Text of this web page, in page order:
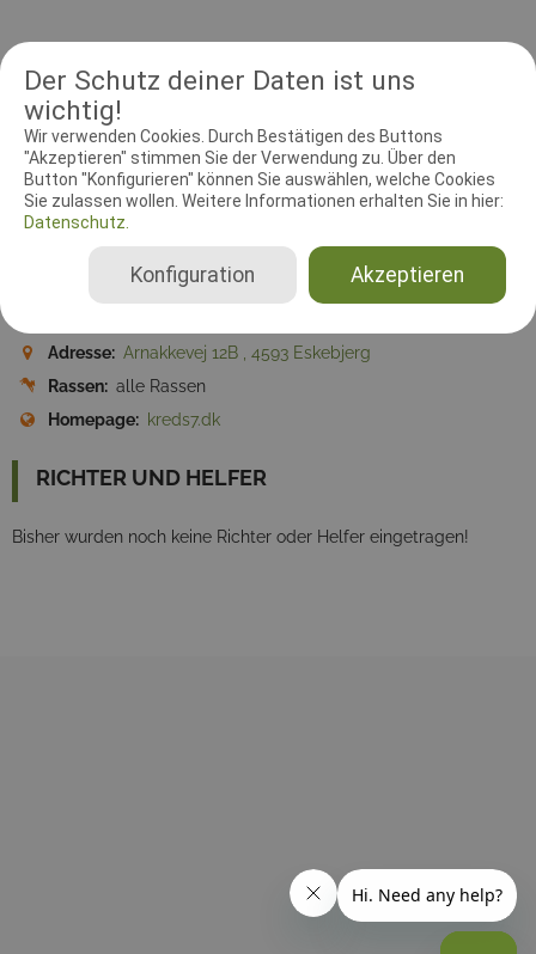
Der Schutz deiner Daten ist uns
wichtig!
Wir verwenden Cookies. Durch Bestätigen des Buttons
"Akzeptieren" stimmen Sie der Verwendung zu. Über den
Button "Konfigurieren" können Sie auswählen, welche Cookies
Sie zulassen wollen. Weitere Informationen erhalten Sie in hier:
Datenschutz.
Akzeptieren
Konfiguration
Treffpunkte
Zeitzone: Europe/Berlin
Meldebeginn:
Meldeschluss:15.01.2017 13:00:00
FCI-IGP
Adresse: Arnakkevej 12B , 4593 Eskebjerg
Rassen: alle Rassen
Homepage: kreds7.dk
RICHTER UND HELFER
Bisher wurden noch keine Richter oder Helfer eingetragen!